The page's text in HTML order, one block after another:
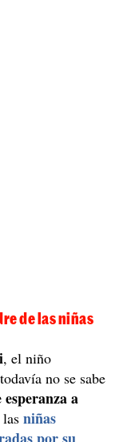
de las niñas
, el niño
no se sabe
esperanza a
niñas